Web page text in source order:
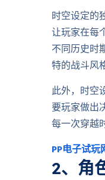
时空设定的
让玩家在每
不同历史时
特的战斗风
此外，时空
要玩家做出
每一次穿越
PP电子试玩
2、角